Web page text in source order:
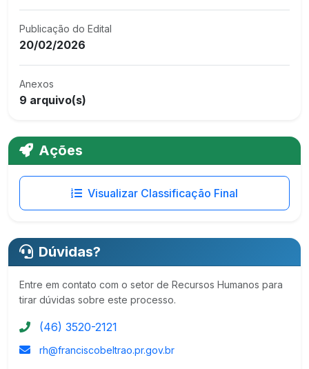
Publicação do Edital
20/02/2026
Anexos
9 arquivo(s)
Ações
Visualizar Classificação Final
Dúvidas?
Entre em contato com o setor de Recursos Humanos para
tirar dúvidas sobre este processo.
(46) 3520-2121
rh@franciscobeltrao.pr.gov.br